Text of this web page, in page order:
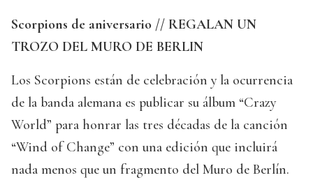
Scorpions de aniversario // REGALAN UN
TROZO DEL MURO DE BERLIN
Los Scorpions están de celebración y la ocurrencia
de la banda alemana es publicar su álbum “Crazy
World” para honrar las tres décadas de la canción
“Wind of Change” con una edición que incluirá
nada menos que un fragmento del Muro de Berlín.